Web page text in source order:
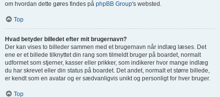
om hvordan dette gøres findes på phpBB Group's websted.
Top
Hvad betyder billedet efter mit brugernavn?
Der kan vises to billeder sammen med et brugernavn når indlæg læses. Det
ene er et billede tilknyttet din rang som tilmeldt bruger på boardet, normalt
udformet som stjerner, kasser eller prikker, som indikerer hvor mange indlæg
du har skrevet eller din status på boardet. Det andet, normalt et større billede,
er kendt som en avatar og er sædvanligvis unikt og personligt for hver bruger.
Top